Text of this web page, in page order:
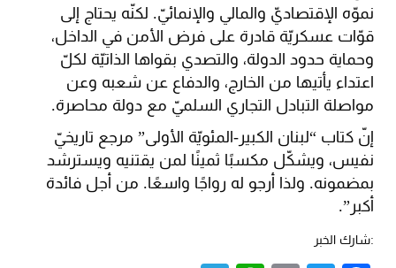
نموّه الإقتصاديّ والمالي والإنمائيّ. لكنّه يحتاج إلى
قوّات عسكريّة قادرة على فرض الأمن في الداخل،
وحماية حدود الدولة، والتصدي بقواها الذاتيّة لكلّ
اعتداء يأتيها من الخارج، والدفاع عن شعبه وعن
مواصلة التبادل التجاري السلميّ مع دولة محاصرة.
إنّ كتاب “لبنان الكبير-المئويّة الأولى” مرجع تاريخيّ
نفيس، ويشكّل مكسبًا ثمينًا لمن يقتنيه ويسترشد
بمضمونه. ولذا أرجو له رواجًا واسعًا. من أجل فائدة
أكبر”.
:شارك الخبر